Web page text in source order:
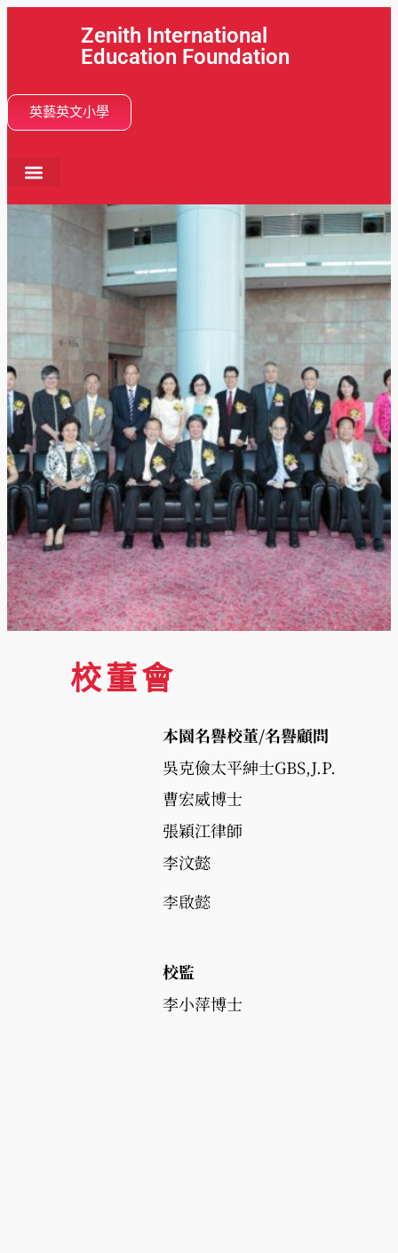
Zenith International
Education Foundation
英藝英文小學
校董會
本園名譽校董/名譽顧問
吳克儉太平紳士GBS,J.P.
曹宏威博士
張穎江律師
李汶懿
李啟懿
校監
李小萍博士